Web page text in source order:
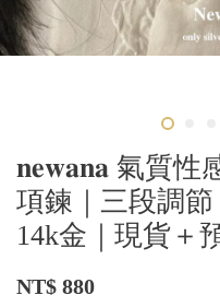
𝐧𝐞𝐰𝐚𝐧𝐚 氣質性
項鍊｜三段調節
14k金｜現貨＋
NT$ 880